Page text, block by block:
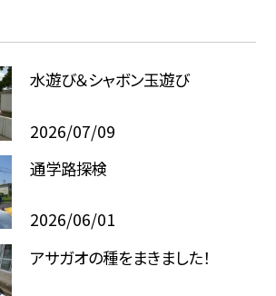
水遊び＆シャボン玉遊び
2026/07/09
通学路探検
2026/06/01
アサガオの種をまきました！